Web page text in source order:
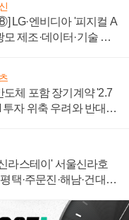
LG·엔비디아 '피지컬 A
모 제조·데이터·기술 결
체 포함 장기계약 '2.7
투자 위축 우려와 반대
라스테이' 서울신라호
택·주문진·해남·건대로